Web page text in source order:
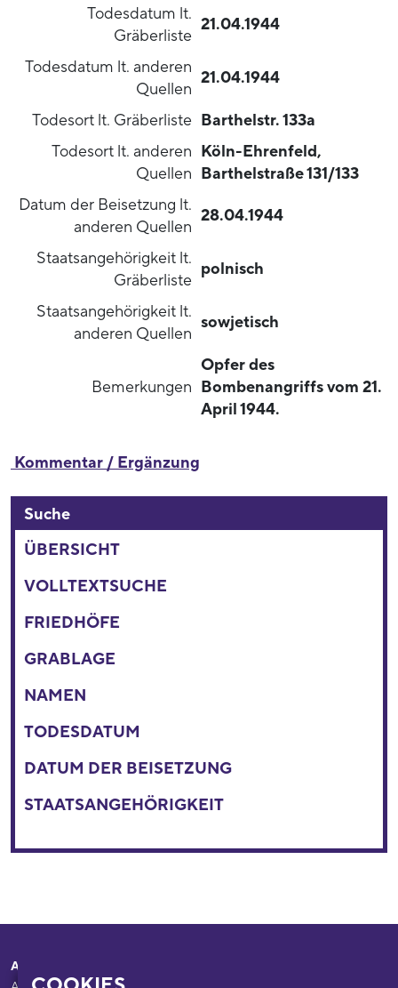
Todesdatum lt.
Gräberliste
21.04.1944
Todesdatum lt. anderen
Quellen
21.04.1944
Todesort lt. Gräberliste Barthelstr. 133a
Todesort lt. anderen
Quellen
Köln-Ehrenfeld,
Barthelstraße 131/133
Datum der Beisetzung lt.
anderen Quellen
28.04.1944
Staatsangehörigkeit lt.
Gräberliste
polnisch
Staatsangehörigkeit lt.
anderen Quellen
sowjetisch
Bemerkungen
Opfer des
Bombenangriffs vom 21.
April 1944.
Kommentar / Ergänzung
Suche
ÜBERSICHT
VOLLTEXTSUCHE
FRIEDHÖFE
GRABLAGE
NAMEN
TODESDATUM
DATUM DER BEISETZUNG
STAATSANGEHÖRIGKEIT
Adresse